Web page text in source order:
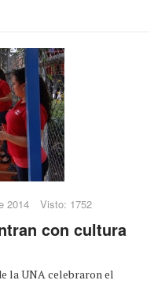
2014 Visto: 1752
con cultura
la UNA celebraron el